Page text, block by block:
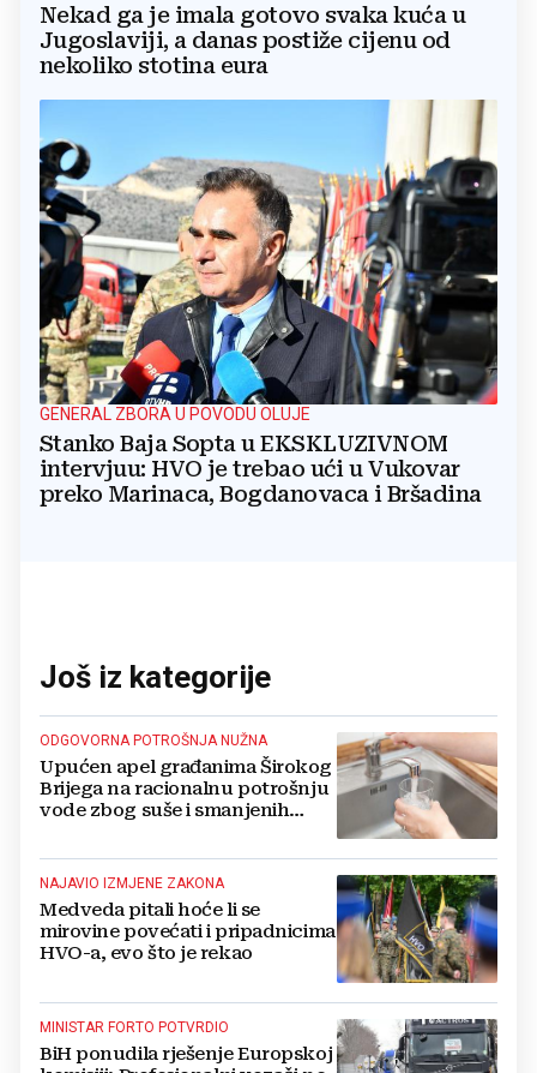
Nekad ga je imala gotovo svaka kuća u
Jugoslaviji, a danas postiže cijenu od
nekoliko stotina eura
GENERAL ZBORA U POVODU OLUJE
Stanko Baja Sopta u EKSKLUZIVNOM
intervjuu: HVO je trebao ući u Vukovar
preko Marinaca, Bogdanovaca i Bršadina
Još iz kategorije
ODGOVORNA POTROŠNJA NUŽNA
Upućen apel građanima Širokog
Brijega na racionalnu potrošnju
vode zbog suše i smanjenih
NAJAVIO IZMJENE ZAKONA
Medveda pitali hoće li se
mirovine povećati i pripadnicima
HVO-a, evo što je rekao
MINISTAR FORTO POTVRDIO
BiH ponudila rješenje Europskoj